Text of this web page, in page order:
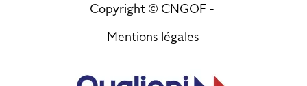
Copyright © CNGOF -
Mentions légales